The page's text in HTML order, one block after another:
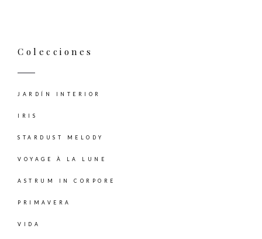
Colecciones
JARDÍN INTERIOR
IRIS
STARDUST MELODY
VOYAGE À LA LUNE
ASTRUM IN CORPORE
PRIMAVERA
VIDA